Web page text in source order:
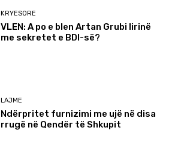
KRYESORE
VLEN: A po e blen Artan Grubi lirinë
me sekretet e BDI-së?
LAJME
Ndërpritet furnizimi me ujë në disa
rrugë në Qendër të Shkupit